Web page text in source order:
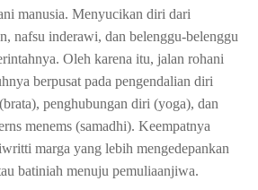
manusia. Menyucikan diri dari
nafsu inderawi, dan belenggu-belenggu
Oleh karena itu, jalan rohani
berpusat pada pengendalian diri
penghubungan diri (yoga), dan
menems (samadhi). Keempatnya
marga yang lebih mengedepankan
batiniah menuju pemuliaanjiwa.